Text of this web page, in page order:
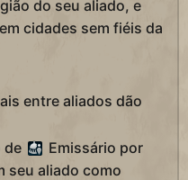
do seu aliado, e
cidades sem fiéis da
entre aliados dão
de
Emissário por
seu aliado como